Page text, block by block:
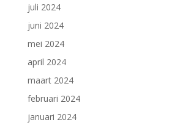
juli 2024
juni 2024
mei 2024
april 2024
maart 2024
februari 2024
januari 2024